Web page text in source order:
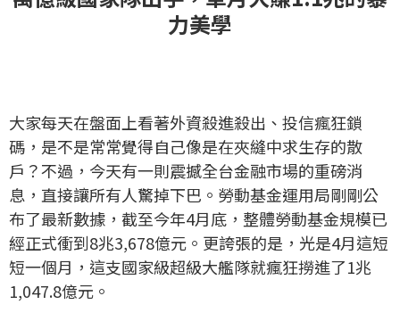
力美學
大家每天在盤面上看著外資殺進殺出、投信瘋狂鎖
碼，是不是常常覺得自己像是在夾縫中求生存的散
戶？不過，今天有一則震撼全台金融市場的重磅消
息，直接讓所有人驚掉下巴。勞動基金運用局剛剛公
布了最新數據，截至今年4月底，整體勞動基金規模已
經正式衝到8兆3,678億元。更誇張的是，光是4月這短
短一個月，這支國家級超級大艦隊就瘋狂撈進了1兆
1,047.8億元。